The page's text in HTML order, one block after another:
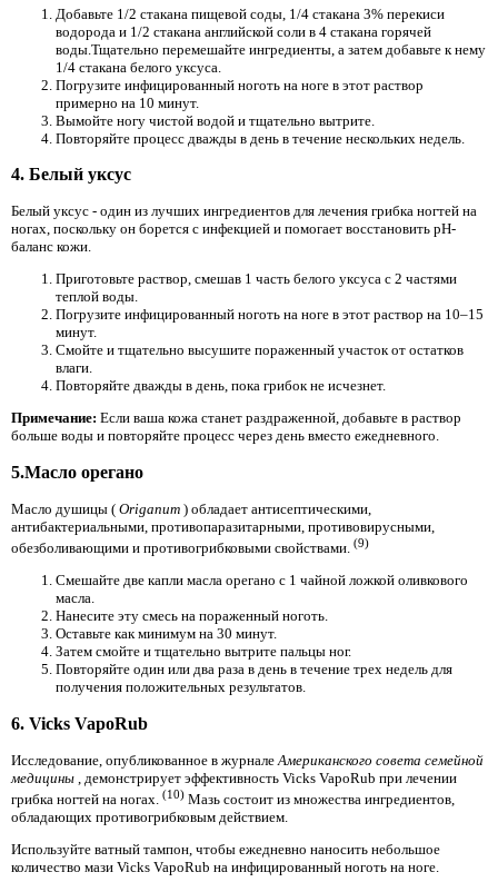
Добавьте 1/2 стакана пищевой соды, 1/4 стакана 3% перекиси
водорода и 1/2 стакана английской соли в 4 стакана горячей
воды.Тщательно перемешайте ингредиенты, а затем добавьте к нему
1/4 стакана белого уксуса.
Погрузите инфицированный ноготь на ноге в этот раствор
примерно на 10 минут.
Вымойте ногу чистой водой и тщательно вытрите.
Повторяйте процесс дважды в день в течение нескольких недель.
4. Белый уксус
Белый уксус - один из лучших ингредиентов для лечения грибка ногтей на
ногах, поскольку он борется с инфекцией и помогает восстановить pH-
баланс кожи.
Приготовьте раствор, смешав 1 часть белого уксуса с 2 частями
теплой воды.
Погрузите инфицированный ноготь на ноге в этот раствор на 10–15
минут.
Смойте и тщательно высушите пораженный участок от остатков
влаги.
Повторяйте дважды в день, пока грибок не исчезнет.
Примечание: Если ваша кожа станет раздраженной, добавьте в раствор
больше воды и повторяйте процесс через день вместо ежедневного.
5.Масло орегано
Масло душицы ( Origanum ) обладает антисептическими,
антибактериальными, противопаразитарными, противовирусными,
обезболивающими и противогрибковыми свойствами. (9)
Смешайте две капли масла орегано с 1 чайной ложкой оливкового
масла.
Нанесите эту смесь на пораженный ноготь.
Оставьте как минимум на 30 минут.
Затем смойте и тщательно вытрите пальцы ног.
Повторяйте один или два раза в день в течение трех недель для
получения положительных результатов.
6. Vicks VapoRub
Исследование, опубликованное в журнале Американского совета семейной
медицины
, демонстрирует эффективность Vicks VapoRub при лечении
грибка ногтей на ногах. (10) Мазь состоит из множества ингредиентов,
обладающих противогрибковым действием.
Используйте ватный тампон, чтобы ежедневно наносить небольшое
количество мази Vicks VapoRub на инфицированный ноготь на ноге.